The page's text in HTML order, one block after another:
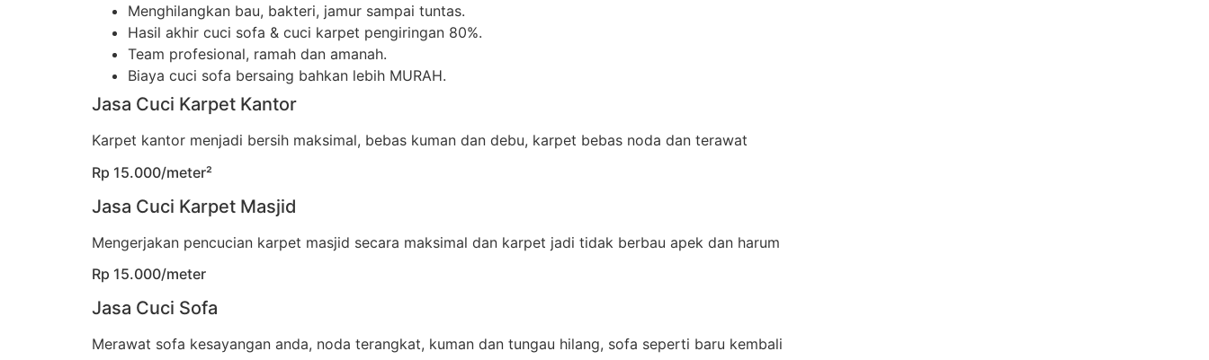
Menghilangkan bau, bakteri, jamur sampai tuntas.
Hasil akhir cuci sofa & cuci karpet pengiringan 80%.
Team profesional, ramah dan amanah.
Biaya cuci sofa bersaing bahkan lebih MURAH.
Jasa Cuci Karpet Kantor
Karpet kantor menjadi bersih maksimal, bebas kuman dan debu, karpet bebas noda dan terawat
Rp 15.000/meter²
Jasa Cuci Karpet Masjid
Mengerjakan pencucian karpet masjid secara maksimal dan karpet jadi tidak berbau apek dan harum
Rp 15.000/meter
Jasa Cuci Sofa
Merawat sofa kesayangan anda, noda terangkat, kuman dan tungau hilang, sofa seperti baru kembali